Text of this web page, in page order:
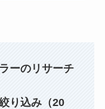
ーのリサーチ
り込み（20